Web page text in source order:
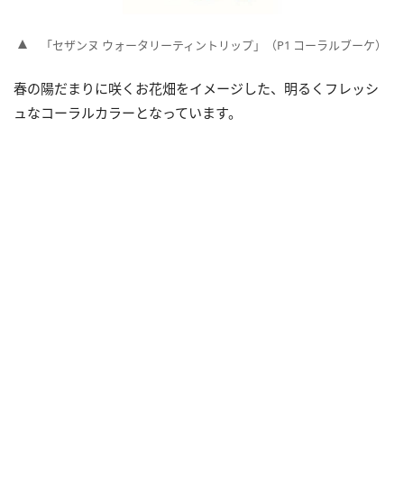
「セザンヌ ウォータリーティントリップ」（P1 コーラルブーケ）
春の陽だまりに咲くお花畑をイメージした、明るくフレッシ
ュなコーラルカラーとなっています。